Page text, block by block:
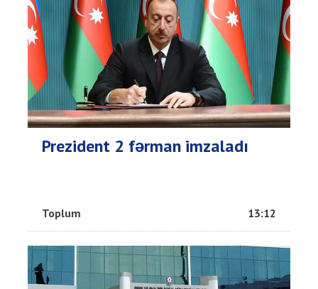
Prezident 2 fərman imzaladı
Toplum 13:12